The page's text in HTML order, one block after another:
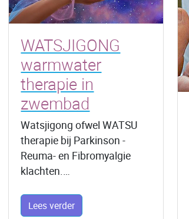
WATSJIGONG
warmwater
therapie in
zwembad
Watsjigong ofwel WATSU
therapie bij Parkinson -
Reuma- en Fibromyalgie
klachten.…
Lees verder